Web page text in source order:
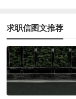
求职信图文推荐